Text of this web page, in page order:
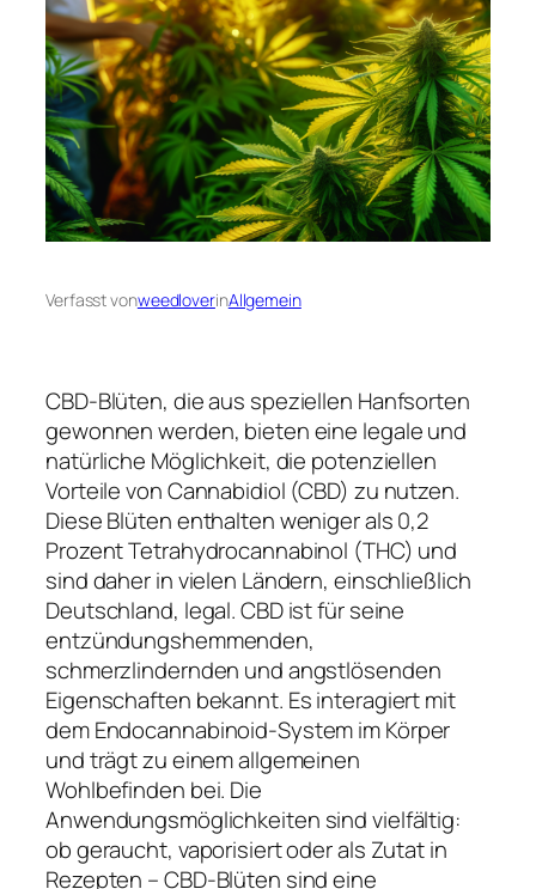
Verfasst vonweedloverinAllgemein
CBD-Blüten, die aus speziellen Hanfsorten
gewonnen werden, bieten eine legale und
natürliche Möglichkeit, die potenziellen
Vorteile von Cannabidiol (CBD) zu nutzen.
Diese Blüten enthalten weniger als 0,2
Prozent Tetrahydrocannabinol (THC) und
sind daher in vielen Ländern, einschließlich
Deutschland, legal. CBD ist für seine
entzündungshemmenden,
schmerzlindernden und angstlösenden
Eigenschaften bekannt. Es interagiert mit
dem Endocannabinoid-System im Körper
und trägt zu einem allgemeinen
Wohlbefinden bei. Die
Anwendungsmöglichkeiten sind vielfältig:
ob geraucht, vaporisiert oder als Zutat in
Rezepten – CBD-Blüten sind eine